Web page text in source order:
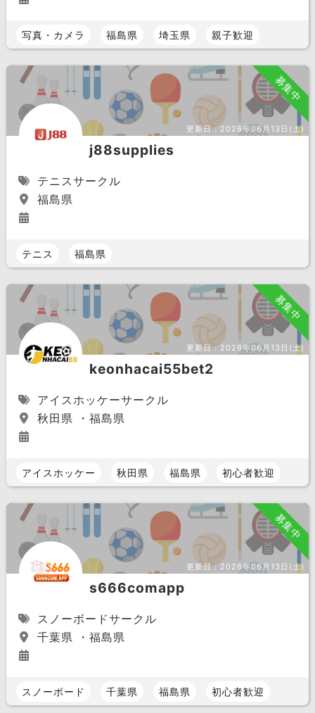
写真・カメラ 福島県 埼玉県 親子歓迎
募集中
更新日： 2026年06月13日(土)
j88supplies
テニスサークル
福島県
テニス 福島県
募集中
更新日： 2026年06月13日(土)
keonhacai55bet2
アイスホッケーサークル
秋田県 ・福島県
アイスホッケー 秋田県 福島県 初心者歓迎
募集中
更新日： 2026年06月13日(土)
s666comapp
スノーボードサークル
千葉県 ・福島県
スノーボード 千葉県 福島県 初心者歓迎